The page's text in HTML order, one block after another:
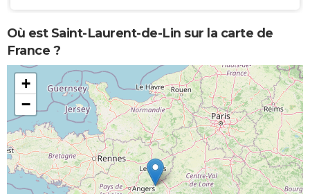
Où est Saint-Laurent-de-Lin sur la carte de
France ?
+
−